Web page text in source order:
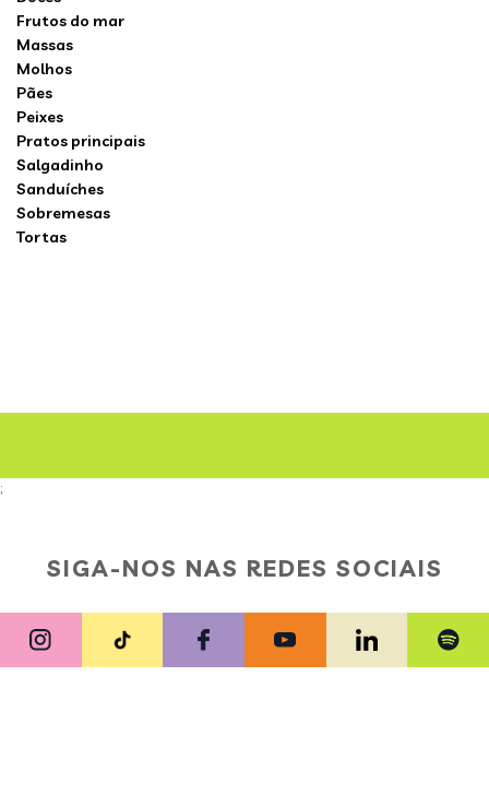
Frutos do mar
Massas
Molhos
Pães
Peixes
Pratos principais
Salgadinho
Sanduíches
Sobremesas
Tortas
;
SIGA-NOS NAS REDES SOCIAIS